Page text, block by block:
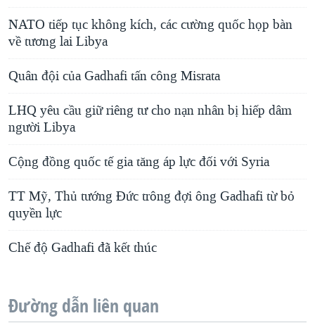
NATO tiếp tục không kích, các cường quốc họp bàn
về tương lai Libya
Quân đội của Gadhafi tấn công Misrata
LHQ yêu cầu giữ riêng tư cho nạn nhân bị hiếp dâm
người Libya
Cộng đồng quốc tế gia tăng áp lực đối với Syria
TT Mỹ, Thủ tướng Ðức trông đợi ông Gadhafi từ bỏ
quyền lực
Chế độ Gadhafi đã kết thúc
Đường dẫn liên quan